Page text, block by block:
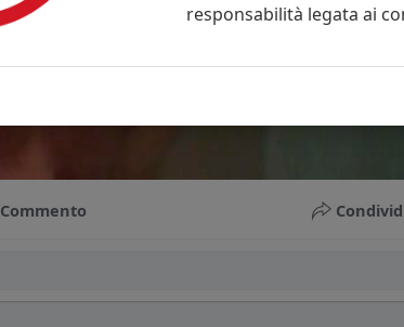
Commento
responsabilità legata ai